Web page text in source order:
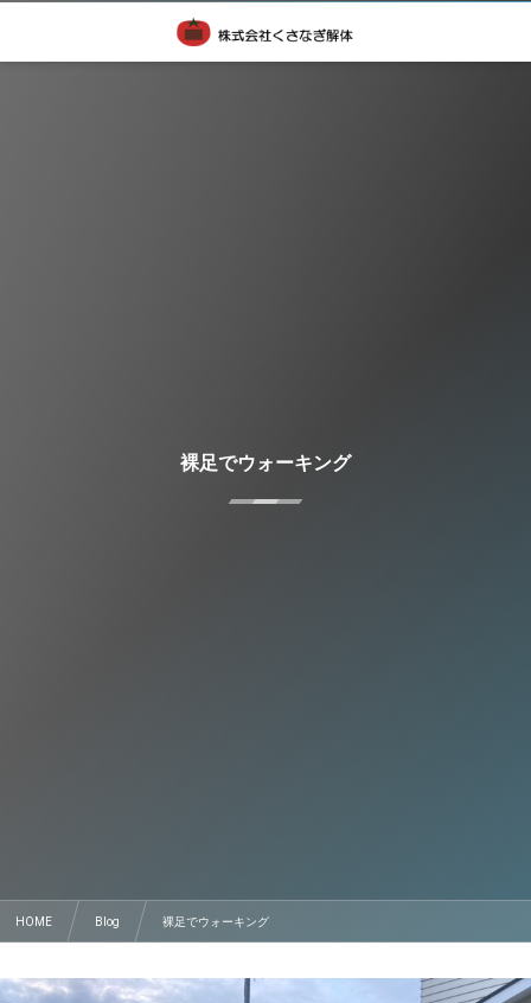
裸足でウォーキング
HOME Blog 裸足でウォーキング